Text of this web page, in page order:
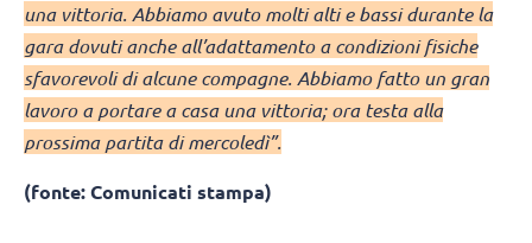
una vittoria. Abbiamo avuto molti alti e bassi durante la
gara dovuti anche all’adattamento a condizioni fisiche
sfavorevoli di alcune compagne. Abbiamo fatto un gran
lavoro a portare a casa una vittoria; ora testa alla
prossima partita di mercoledì”.
(fonte: Comunicati stampa)